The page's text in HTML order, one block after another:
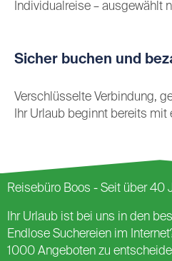
Individualreise – ausgewählt
Sicher buchen und
Verschlüsselte Verbindung,
Ihr Urlaub beginnt bereits
Reisebüro Boos - Seit über 40
Ihr Urlaub ist bei uns in den
Endlose Suchereien im
1000 Angeboten zu